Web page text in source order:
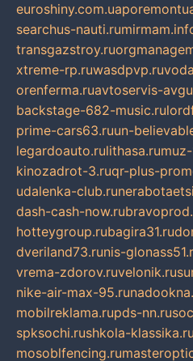
euroshiny.com.ua
searchus-nauti.ru
transgazstroy.ru
xtreme-rp.ruwasdpvp.ru
orenferma.ruavtoservis-
backstage-682-music.ru
prime-cars63.ruun-
legardoauto.rulithasa.rumuz-
kinozadrot-3.ruqr-plus-
udalenka-club.ru
dash-cash-now.ru
hotteygroup.rubagira31.ru
dveriland73.runis-
vrema-zdorov.ruvelonik.ru
nike-air-max-95.ru
mobilreklama.rupds-nn.ru
spksochi.rushkola-klassika.ru
mosoblfencing.ru